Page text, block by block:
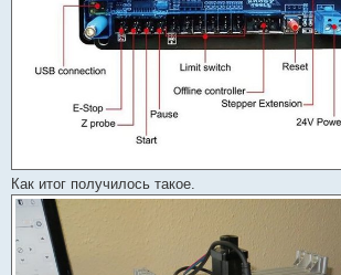
Как итог получилось такое.